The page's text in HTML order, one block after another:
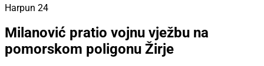
Harpun 24
Milanović pratio vojnu vježbu na
pomorskom poligonu Žirje